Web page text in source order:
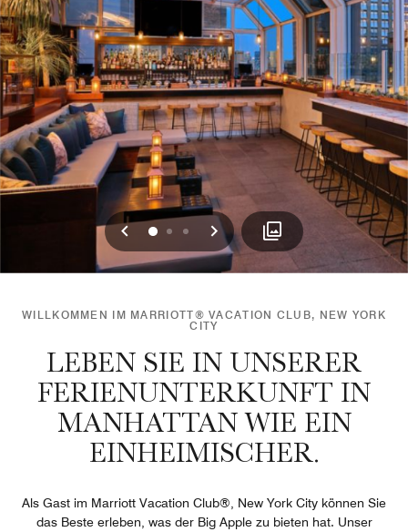
Vorherige
0 1 2 Weiter
WILLKOMMEN IM MARRIOTT® VACATION CLUB, NEW YORK
CITY
LEBEN SIE IN UNSERER
FERIENUNTERKUNFT IN
MANHATTAN WIE EIN
EINHEIMISCHER.
Als Gast im Marriott Vacation Club®, New York City können Sie
das Beste erleben, was der Big Apple zu bieten hat. Unser